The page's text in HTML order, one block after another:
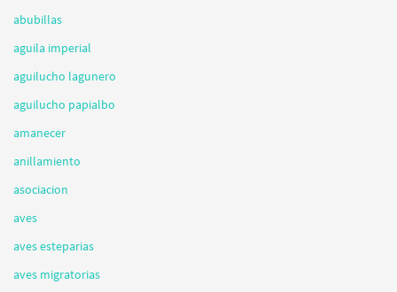
abubillas
aguila imperial
aguilucho lagunero
aguilucho papialbo
amanecer
anillamiento
asociacion
aves
aves esteparias
aves migratorias